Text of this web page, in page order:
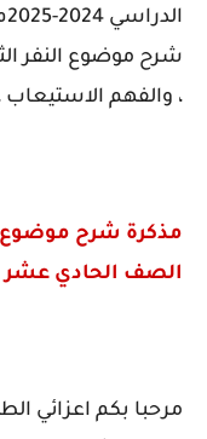
، والفهم الاستيعاب
مذكرة شرح موضوع
الصف الحادي عشر
مرحبا بكم اعزائي